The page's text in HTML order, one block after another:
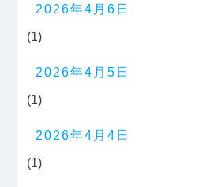
2026年4月6日
(1)
2026年4月5日
(1)
2026年4月4日
(1)